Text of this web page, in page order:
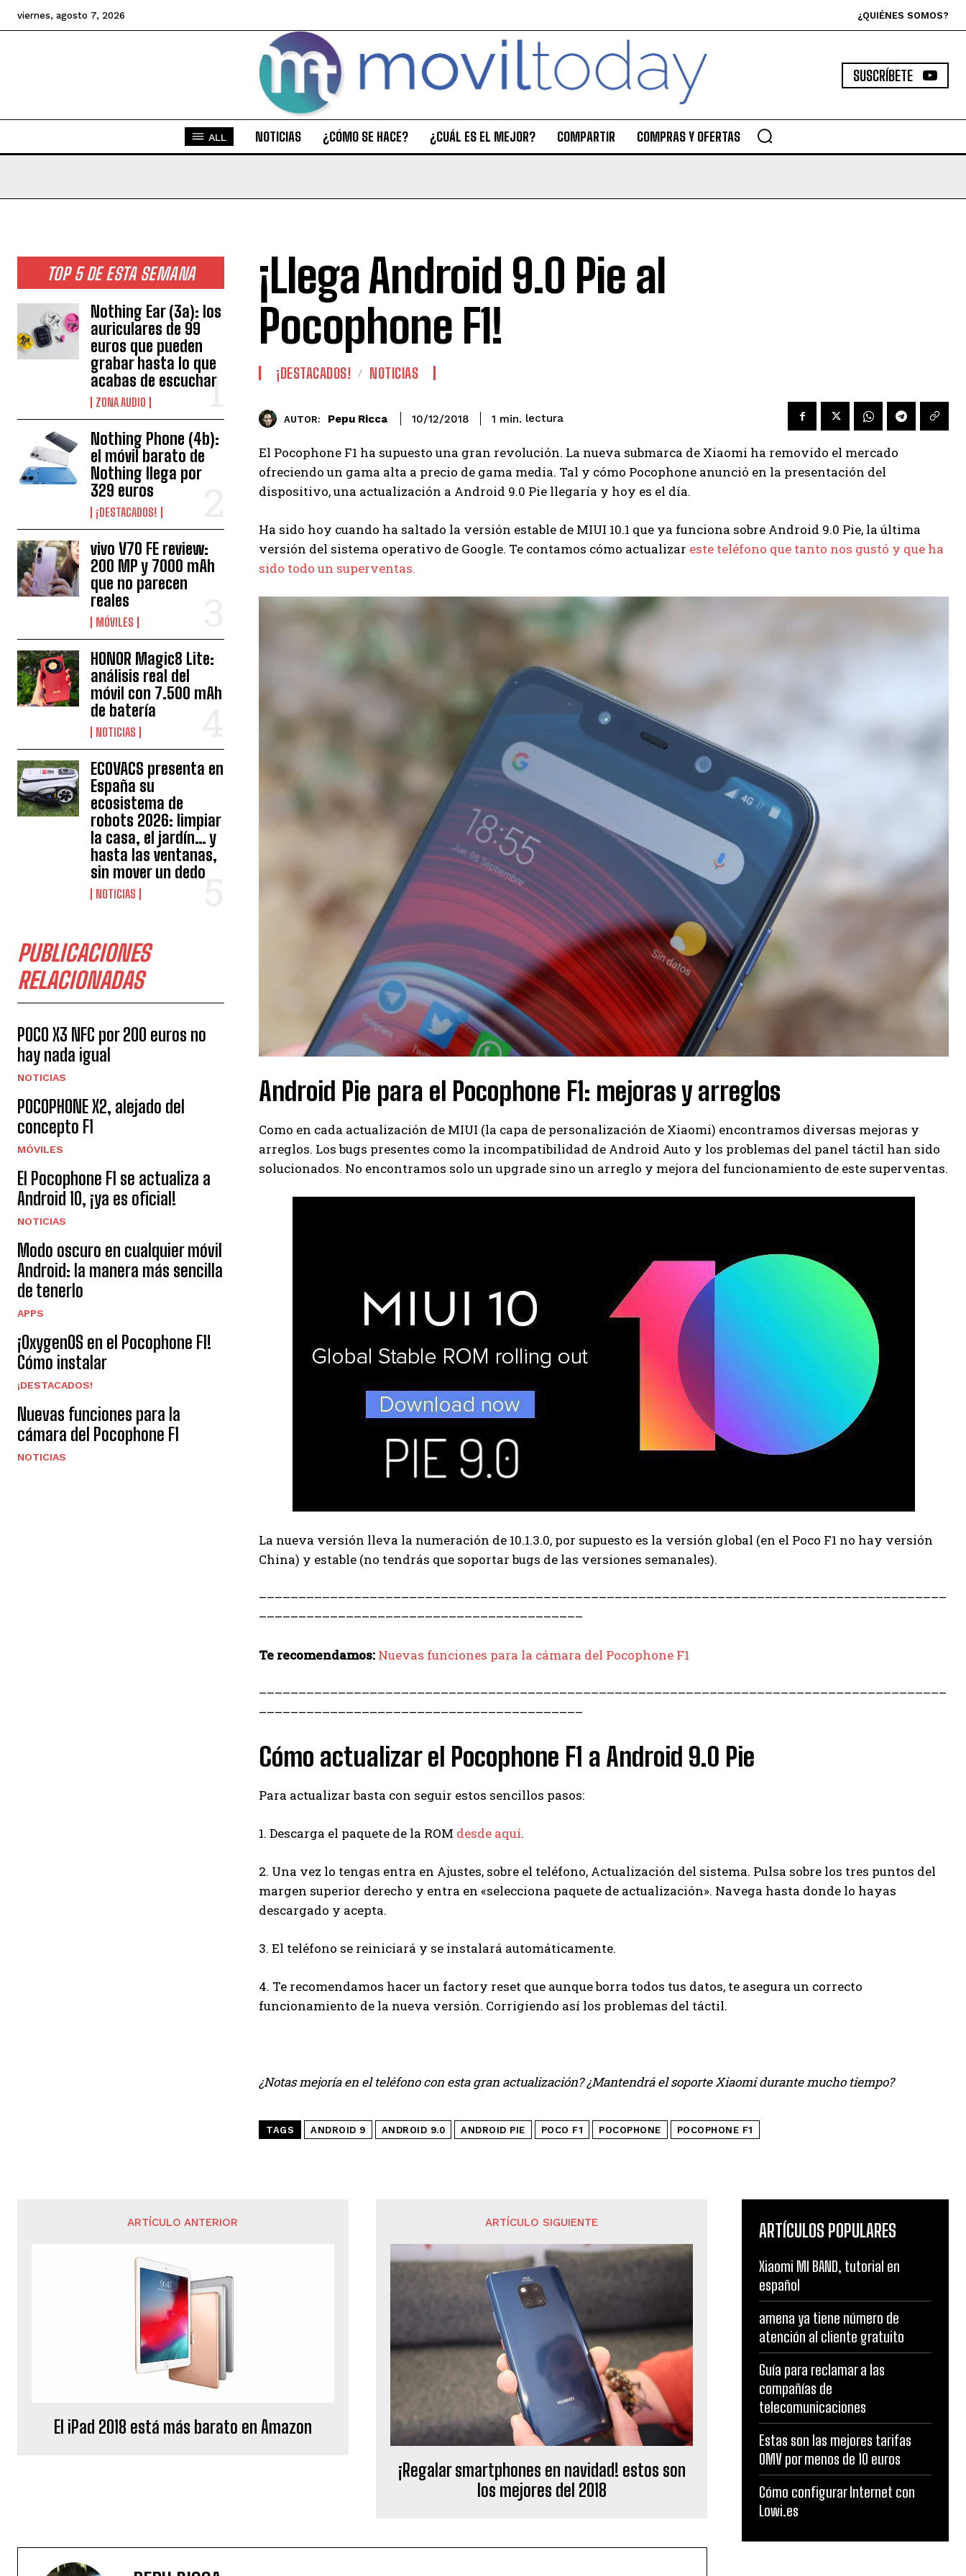
viernes, agosto 7, 2026 ¿QUIÉNES SOMOS?
SUSCRÍBETE
ALL NOTICIAS ¿CÓMO SE HACE? ¿CUÁL ES EL MEJOR? COMPARTIR COMPRAS Y OFERTAS
TOP 5 DE ESTA SEMANA
Nothing Ear (3a): los
auriculares de 99
euros que pueden
grabar hasta lo que
acabas de escuchar
ZONA AUDIO
Nothing Phone (4b):
el móvil barato de
Nothing llega por
329 euros
¡DESTACADOS!
vivo V70 FE review:
200 MP y 7000 mAh
que no parecen
reales
MÓVILES
HONOR Magic8 Lite:
análisis real del
móvil con 7.500 mAh
de batería
NOTICIAS
ECOVACS presenta en
España su
ecosistema de
robots 2026: limpiar
la casa, el jardín… y
hasta las ventanas,
sin mover un dedo
NOTICIAS
PUBLICACIONES
RELACIONADAS
POCO X3 NFC por 200 euros no
hay nada igual
NOTICIAS
POCOPHONE X2, alejado del
concepto F1
MÓVILES
El Pocophone F1 se actualiza a
Android 10, ¡ya es oficial!
NOTICIAS
Modo oscuro en cualquier móvil
Android: la manera más sencilla
de tenerlo
APPS
¡OxygenOS en el Pocophone F1!
Cómo instalar
¡DESTACADOS!
Nuevas funciones para la
cámara del Pocophone F1
NOTICIAS
¡Llega Android 9.0 Pie al
Pocophone F1!
¡DESTACADOS! NOTICIAS
AUTOR: Pepu Ricca 10/12/2018 1 min. lectura
El Pocophone F1 ha supuesto una gran revolución. La nueva submarca de Xiaomi ha removido el mercado
ofreciendo un gama alta a precio de gama media. Tal y cómo Pocophone anunció en la presentación del
dispositivo, una actualización a Android 9.0 Pie llegaría y hoy es el día.
Ha sido hoy cuando ha saltado la versión estable de MIUI 10.1 que ya funciona sobre Android 9.0 Pie, la última
versión del sistema operativo de Google. Te contamos cómo actualizar este teléfono que tanto nos gustó y que ha
sido todo un superventas.
Android Pie para el Pocophone F1: mejoras y arreglos
Como en cada actualización de MIUI (la capa de personalización de Xiaomi) encontramos diversas mejoras y
arreglos. Los bugs presentes como la incompatibilidad de Android Auto y los problemas del panel táctil han sido
solucionados. No encontramos solo un upgrade sino un arreglo y mejora del funcionamiento de este superventas.
La nueva versión lleva la numeración de 10.1.3.0, por supuesto es la versión global (en el Poco F1 no hay versión
China) y estable (no tendrás que soportar bugs de las versiones semanales).
–––––––––––––––––––––––––––––––––––––––––––––––––––––––––––––––––––––––––––––––––––––––
–––––––––––––––––––––––––––––––––––––––––
Te recomendamos: Nuevas funciones para la cámara del Pocophone F1
–––––––––––––––––––––––––––––––––––––––––––––––––––––––––––––––––––––––––––––––––––––––
–––––––––––––––––––––––––––––––––––––––––
Cómo actualizar el Pocophone F1 a Android 9.0 Pie
Para actualizar basta con seguir estos sencillos pasos:
1. Descarga el paquete de la ROM desde aquí.
2. Una vez lo tengas entra en Ajustes, sobre el teléfono, Actualización del sistema. Pulsa sobre los tres puntos del
margen superior derecho y entra en «selecciona paquete de actualización». Navega hasta donde lo hayas
descargado y acepta.
3. El teléfono se reiniciará y se instalará automáticamente.
4. Te recomendamos hacer un factory reset que aunque borra todos tus datos, te asegura un correcto
funcionamiento de la nueva versión. Corrigiendo así los problemas del táctil.
¿Notas mejoría en el teléfono con esta gran actualización? ¿Mantendrá el soporte Xiaomi durante mucho tiempo?
TAGS ANDROID 9 ANDROID 9.0 ANDROID PIE POCO F1 POCOPHONE POCOPHONE F1
ARTÍCULO ANTERIOR
El iPad 2018 está más barato en Amazon
ARTÍCULO SIGUIENTE
¡Regalar smartphones en navidad! estos son
los mejores del 2018
ARTÍCULOS POPULARES
Xiaomi MI BAND, tutorial en
español
amena ya tiene número de
atención al cliente gratuito
Guía para reclamar a las
compañías de
telecomunicaciones
Estas son las mejores tarifas
OMV por menos de 10 euros
Cómo configurar Internet con
Lowi.es